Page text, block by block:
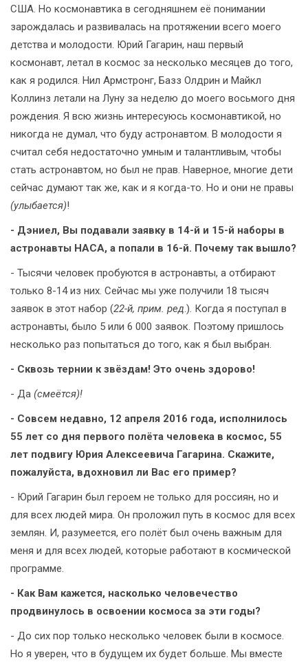
США. Но космонавтика в сегодняшнем её понимании
зарождалась и развивалась на протяжении всего моего
детства и молодости. Юрий Гагарин, наш первый
космонавт, летал в космос за несколько месяцев до того,
как я родился. Нил Армстронг, Базз Олдрин и Майкл
Коллинз летали на Луну за неделю до моего восьмого дня
рождения. Я всю жизнь интересуюсь космонавтикой, но
никогда не думал, что буду астронавтом. В молодости я
считал себя недостаточно умным и талантливым, чтобы
стать астронавтом, но был не прав. Наверное, многие дети
сейчас думают так же, как и я когда-то. Но и они не правы
(улыбается)!
- Дэниел, Вы подавали заявку в 14-й и 15-й наборы в
астронавты НАСА, а попали в 16-й. Почему так вышло?
- Тысячи человек пробуются в астронавты, а отбирают
только 8-14 из них. Сейчас мы уже получили 18 тысяч
заявок в этот набор (22-й, прим. ред.). Когда я поступал в
астронавты, было 5 или 6 000 заявок. Поэтому пришлось
несколько раз попытаться до того, как я был выбран.
- Сквозь тернии к звёздам! Это очень здорово!
- Да (смеётся)!
- Совсем недавно, 12 апреля 2016 года, исполнилось
55 лет со дня первого полёта человека в космос, 55
лет подвигу Юрия Алексеевича Гагарина. Скажите,
пожалуйста, вдохновил ли Вас его пример?
- Юрий Гагарин был героем не только для россиян, но и
для всех людей мира. Он проложил путь в космос для всех
землян. И, разумеется, его полёт был очень важным для
меня и для всех людей, которые работают в космической
программе.
- Как Вам кажется, насколько человечество
продвинулось в освоении космоса за эти годы?
- До сих пор только несколько человек были в космосе.
Но я уверен, что в будущем их будет больше. Мы вместе